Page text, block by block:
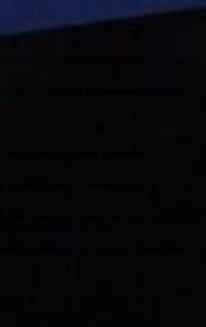
Узнать больше о предложениях и задать
сделать